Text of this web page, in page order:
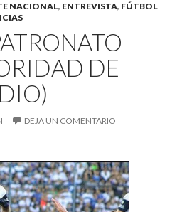
NACIONAL, ENTREVISTA, FÚTBOL
DE
DEJA UN COMENTARIO